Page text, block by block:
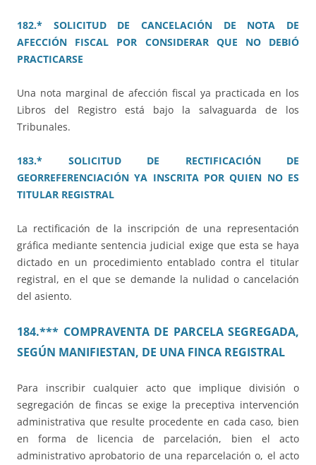
182.* SOLICITUD DE CANCELACIÓN DE NOTA DE
AFECCIÓN FISCAL POR CONSIDERAR QUE NO DEBIÓ
PRACTICARSE
Una nota marginal de afección fiscal ya practicada en los
Libros del Registro está bajo la salvaguarda de los
Tribunales.
183.* SOLICITUD DE RECTIFICACIÓN DE
GEORREFERENCIACIÓN YA INSCRITA POR QUIEN NO ES
TITULAR REGISTRAL
La rectificación de la inscripción de una representación
gráfica mediante sentencia judicial exige que esta se haya
dictado en un procedimiento entablado contra el titular
registral, en el que se demande la nulidad o cancelación
del asiento.
184.*** COMPRAVENTA DE PARCELA SEGREGADA,
SEGÚN MANIFIESTAN, DE UNA FINCA REGISTRAL
Para inscribir cualquier acto que implique división o
segregación de fincas se exige la preceptiva intervención
administrativa que resulte procedente en cada caso, bien
en forma de licencia de parcelación, bien el acto
administrativo aprobatorio de una reparcelación o, el acto